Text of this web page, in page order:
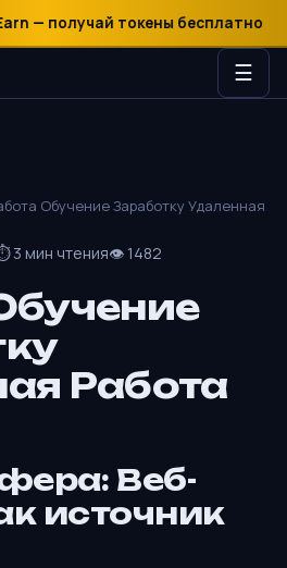
токены бесплатно
☰
Обучение Заработку Удаленная
3 мин чтения👁 1482
Работа
Веб-
источник